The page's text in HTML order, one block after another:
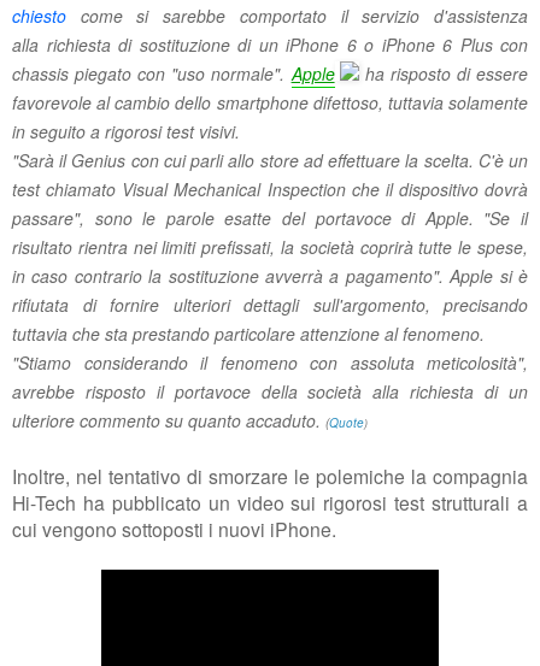
chiesto come si sarebbe comportato il servizio d'assistenza
alla richiesta di sostituzione di un iPhone 6 o iPhone 6 Plus con
chassis piegato con "uso normale". Apple
ha risposto di essere
favorevole al cambio dello smartphone difettoso, tuttavia solamente
in seguito a rigorosi test visivi.
"Sarà il Genius con cui parli allo store ad effettuare la scelta. C'è un
test chiamato Visual Mechanical Inspection che il dispositivo dovrà
passare", sono le parole esatte del portavoce di Apple. "Se il
risultato rientra nei limiti prefissati, la società coprirà tutte le spese,
in caso contrario la sostituzione avverrà a pagamento". Apple si è
rifiutata di fornire ulteriori dettagli sull'argomento, precisando
tuttavia che sta prestando particolare attenzione al fenomeno.
"Stiamo considerando il fenomeno con assoluta meticolosità",
avrebbe risposto il portavoce della società alla richiesta di un
ulteriore commento su quanto accaduto. (Quote)
Inoltre, nel tentativo di smorzare le polemiche la compagnia
Hi-Tech ha pubblicato un video sui rigorosi test strutturali a
cui vengono sottoposti i nuovi iPhone.